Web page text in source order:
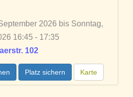
2026 bis Sonntag,
16:45 - 17:35
102
Platz sichern Karte